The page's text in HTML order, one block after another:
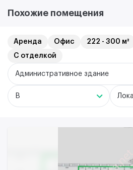
Похожие помещения
Аренда Офис 222 - 300 м²
С отделкой
Административное здание
B